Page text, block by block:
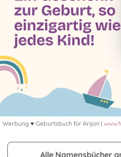
Werbung ♥ Geburtsbuch für Arijan |
Alle Namensbücher